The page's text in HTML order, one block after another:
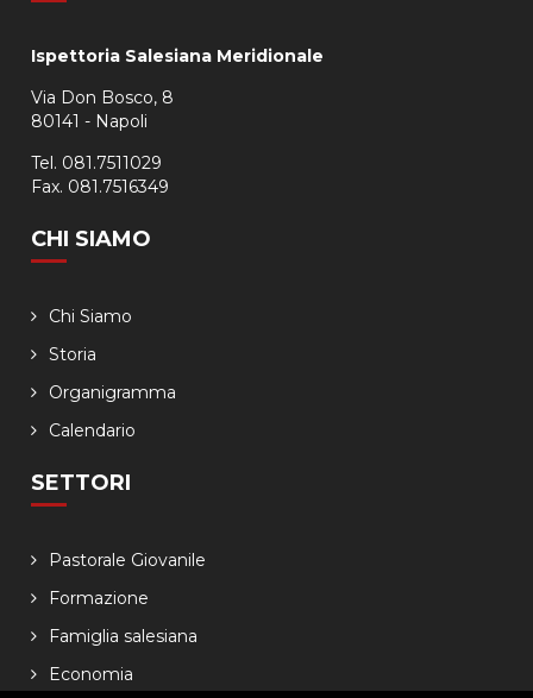
Ispettoria Salesiana Meridionale
Via Don Bosco, 8
80141 - Napoli
Tel. 081.7511029
Fax. 081.7516349
CHI SIAMO
Chi Siamo
Storia
Organigramma
Calendario
SETTORI
Pastorale Giovanile
Formazione
Famiglia salesiana
Economia